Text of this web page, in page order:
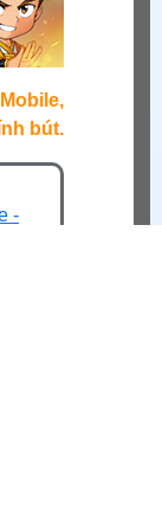
bút.
-